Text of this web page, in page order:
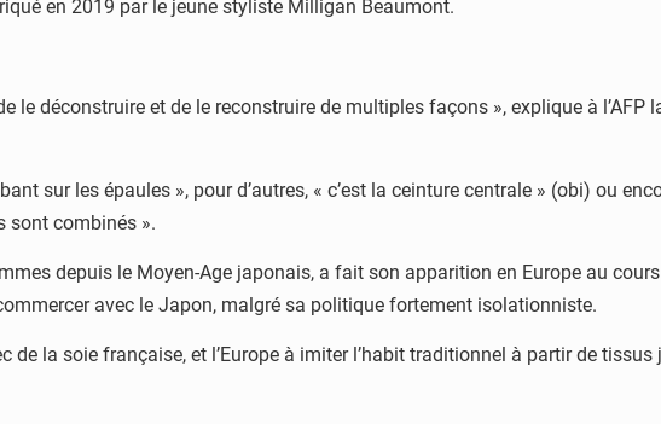
en 2019 par le jeune styliste Milligan Beaumont.
le déconstruire et de le reconstruire de multiples façons », explique à l’AFP
sur les épaules », pour d’autres, « c’est la ceinture centrale » (obi) ou
sont combinés ».
depuis le Moyen-Age japonais, a fait son apparition en Europe au cours
avec le Japon, malgré sa politique fortement isolationniste.
de la soie française, et l’Europe à imiter l’habit traditionnel à partir de